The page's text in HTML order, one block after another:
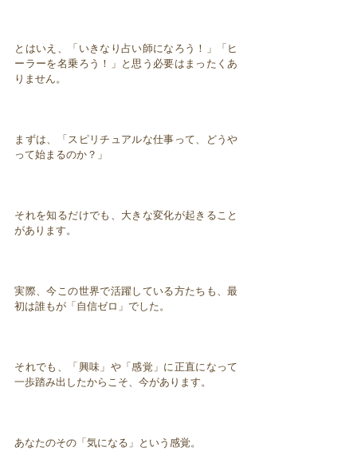
とはいえ、「いきなり占い師になろう！」「ヒ
ーラーを名乗ろう！」と思う必要はまったくあ
りません。
まずは、「スピリチュアルな仕事って、どうや
って始まるのか？」
それを知るだけでも、大きな変化が起きること
があります。
実際、今この世界で活躍している方たちも、最
初は誰もが「自信ゼロ」でした。
それでも、「興味」や「感覚」に正直になって
一歩踏み出したからこそ、今があります。
あなたのその「気になる」という感覚。